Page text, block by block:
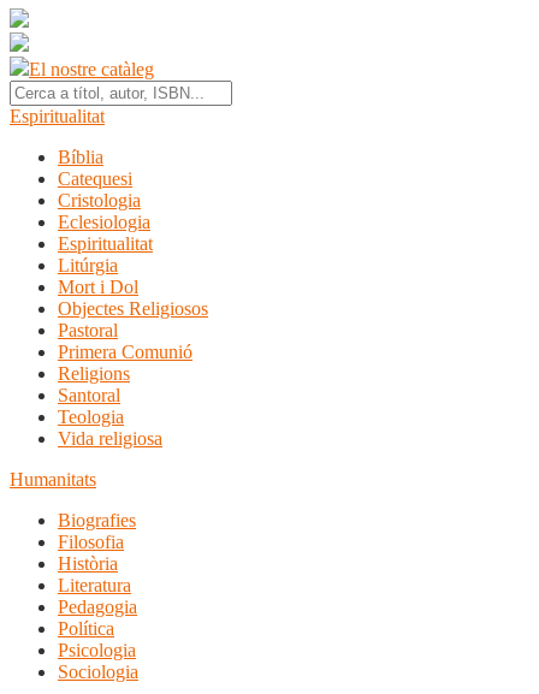
El nostre catàleg
Espiritualitat
Bíblia
Catequesi
Cristologia
Eclesiologia
Espiritualitat
Litúrgia
Mort i Dol
Objectes Religiosos
Pastoral
Primera Comunió
Religions
Santoral
Teologia
Vida religiosa
Humanitats
Biografies
Filosofia
Història
Literatura
Pedagogia
Política
Psicologia
Sociologia